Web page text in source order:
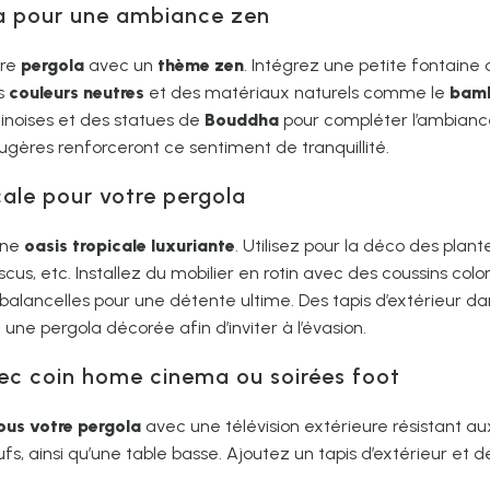
pour une ambiance zen
pergola avec un thème zen. Intégrez une petite fontaine
couleurs neutres et des matériaux naturels comme le
et des statues de Bouddha pour compléter
renforceront ce sentiment de tranquillité.
pour votre pergola
oasis tropicale luxuriante. Utilisez pour la déco des
etc. Installez du mobilier en rotin avec des coussins
pour une détente ultime. Des tapis d’extérieur
pergola décorée afin d’inviter à l’évasion.
coin home cinema ou soirées foot
votre pergola avec une télévision extérieure résistant
ainsi qu’une table basse. Ajoutez un tapis d’extérieur et